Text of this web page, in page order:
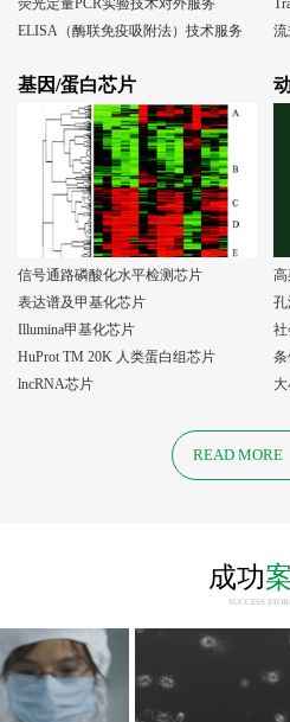
荧光定量PCR实验技术对外服务
ELISA（酶联免疫吸附法）技术服务
基因/蛋白芯片
信号通路磷酸化水平检测芯片
表达谱及甲基化芯片
Illumina甲基化芯片
HuProt TM 20K 人类蛋白组芯片
lncRNA芯片
READ MORE
成功
SUCCESS